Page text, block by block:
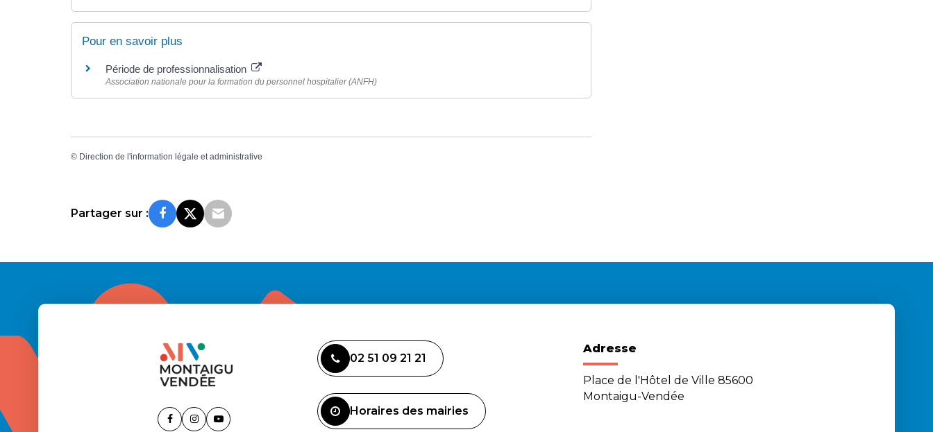
Pour en savoir plus
Période de professionnalisation
Association nationale pour la formation du personnel hospitalier (ANFH)
© Direction de l'information légale et administrative
Partager sur :
Lien Lien Lien
02 51 09 21 21
Horaires des mairies
Adresse
Place de l'Hôtel de Ville 85600
Montaigu-Vendée